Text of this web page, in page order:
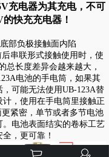
充电器为其充电，不可
快充充电器！
部负极接触面内陷
串联形式接触使用时，使
总长度差异会越来越大，
电池的手电筒，如果其
可能无法使用UB-123A替
，使用在手电筒里接触正
紧密，单节或者多节电池
。电池表面结实的卷标工艺
，更可靠！